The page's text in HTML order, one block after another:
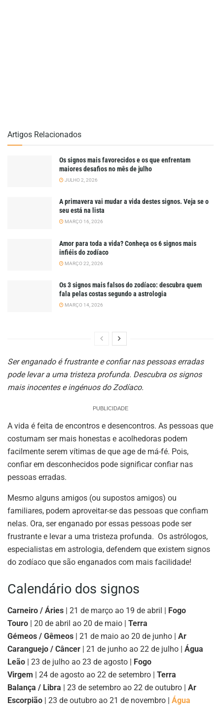
Artigos Relacionados
Os signos mais favorecidos e os que enfrentam
maiores desafios no mês de julho
JULHO 2, 2026
A primavera vai mudar a vida destes signos. Veja se o
seu está na lista
MARÇO 16, 2026
Amor para toda a vida? Conheça os 6 signos mais
infiéis do zodíaco
MARÇO 22, 2026
Os 3 signos mais falsos do zodíaco: descubra quem
fala pelas costas segundo a astrologia
MARÇO 14, 2026
Ser enganado é frustrante e confiar nas pessoas erradas
pode levar a uma tristeza profunda. Descubra os signos
mais inocentes e ingénuos do Zodíaco.
PUBLICIDADE
A vida é feita de encontros e desencontros. As pessoas que
costumam ser mais honestas e acolhedoras podem
facilmente serem vítimas de que age de má-fé. Pois,
confiar em desconhecidos pode significar confiar nas
pessoas erradas.
Mesmo alguns amigos (ou supostos amigos) ou
familiares, podem aproveitar-se das pessoas que confiam
nelas. Ora, ser enganado por essas pessoas pode ser
frustrante e levar a uma tristeza profunda. Os astrólogos,
especialistas em astrologia, defendem que existem signos
do zodíaco que são enganados com mais facilidade!
Calendário dos signos
Carneiro / Áries | 21 de março ao 19 de abril |
Fogo
Touro | 20 de abril ao 20 de maio | Terra
Gémeos / Gêmeos | 21 de maio ao 20 de junho | Ar
Caranguejo / Câncer | 21 de junho ao 22 de julho | Água
Leão | 23 de julho ao 23 de agosto |
Fogo
Virgem | 24 de agosto ao 22 de setembro | Terra
Balança / Libra | 23 de setembro ao 22 de outubro | Ar
Escorpião | 23 de outubro ao 21 de novembro | Água